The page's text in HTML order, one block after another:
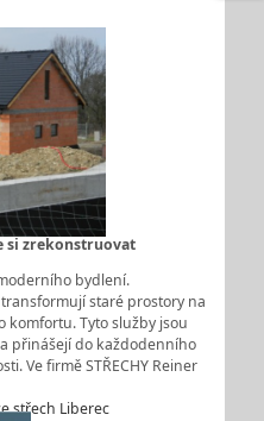
si zrekonstruovat
bydlení.
staré prostory na
komfortu. Tyto služby jsou
přinášejí do každodenního
Ve firmě STŘECHY Reiner
střech Liberec